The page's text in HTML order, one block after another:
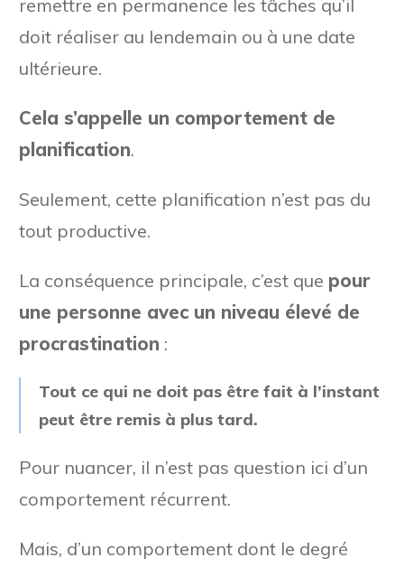
remettre en permanence les tâches qu’il
doit réaliser au lendemain ou à une date
ultérieure.
Cela s’appelle un comportement de
planification.
Seulement, cette planification n’est pas du
tout productive.
La conséquence principale, c’est que pour
une personne avec un niveau élevé de
procrastination :
Tout ce qui ne doit pas être fait à l’instant
peut être remis à plus tard.
Pour nuancer, il n’est pas question ici d’un
comportement récurrent.
Mais, d’un comportement dont le degré